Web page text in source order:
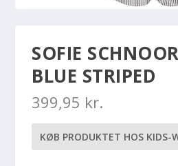
SOFIE
BLUE STRIPED
399,95 kr.
KØB PRODUKTET HOS KIDS-